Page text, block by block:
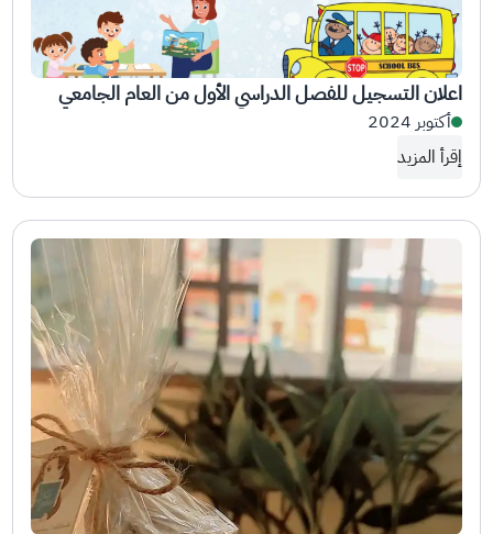
اعلان التسجيل للفصل الدراسي الأول من العام الجامعي
1446هـ
أكتوبر 2024
إقرأ المزيد